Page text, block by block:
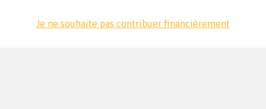
Je ne souhaite pas contribuer financièrement